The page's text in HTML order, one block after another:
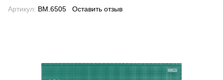
Артикул: BM.6505 Оставить отзыв